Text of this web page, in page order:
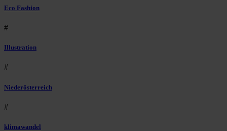
Eco Fashion
#
Illustration
#
Niederösterreich
#
klimawandel